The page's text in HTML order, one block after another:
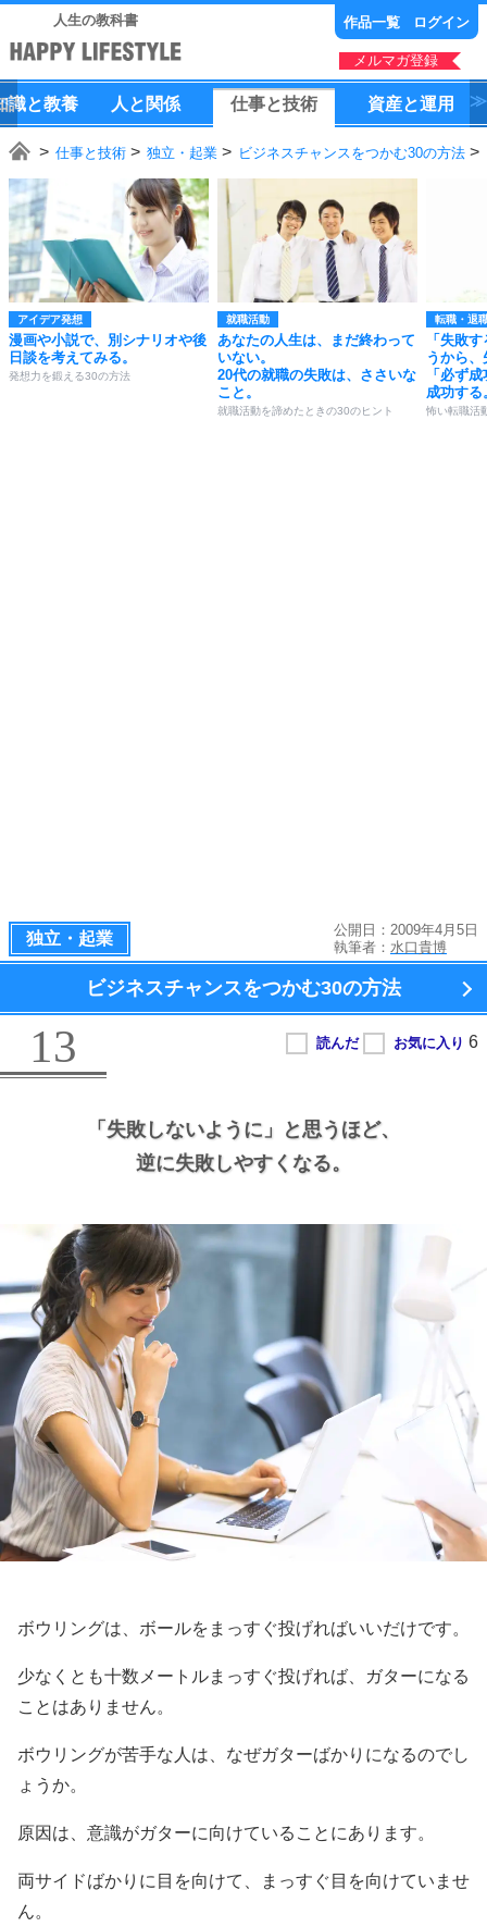
人生の教科書 作品一覧 ログイン
メルマガ登録
識と教養 人 と 関係 仕事と技術 資産と運用
仕事と技術 独立・起業 ビジネスチャンスをつかむ30の方法
アイデア発想
漫画や小説で、別シナリオや後
日談を考えてみる。
発想力を鍛える30の方法
就職活動
あなたの人生は、まだ終わって
いない。
20代の就職の失敗は、ささいな
こと。
就職活動を諦めたときの30のヒント
転職・退
「失敗
うから
「必ず
成功する
怖い転職活
独立・起業
公開日：2009年4月5日
執筆者： 水口貴博
ビジネスチャンスをつかむ30の方法
13
「失敗しないように」と思うほど、
逆に失敗しやすくなる。
ボウリングは、ボールをまっすぐ投げればいいだけです。
少なくとも十数メートルまっすぐ投げれば、ガターになる
ことはありません。
ボウリングが苦手な人は、なぜガターばかりになるのでし
ょうか。
原因は、意識がガターに向けていることにあります。
両サイドばかりに目を向けて、まっすぐ目を向けていませ
ん。